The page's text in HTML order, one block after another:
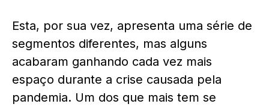
Esta, por sua vez, apresenta uma série de
segmentos diferentes, mas alguns
acabaram ganhando cada vez mais
espaço durante a crise causada pela
pandemia. Um dos que mais tem se